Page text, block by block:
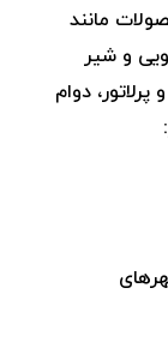
مانند
و شیر
دوام